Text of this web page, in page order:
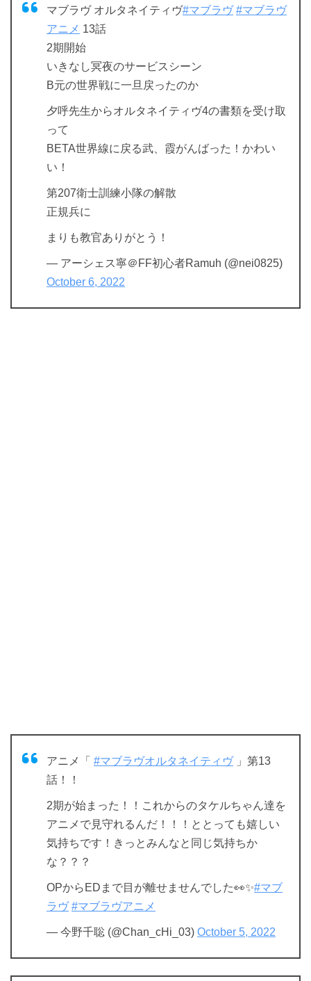
マブラヴ オルタネイティヴ#マブラヴ #マブラヴ
アニメ 13話
2期開始
いきなし冥夜のサービスシーン
B元の世界戦に一旦戻ったのか
夕呼先生からオルタネイティヴ4の書類を受け取
って
BETA世界線に戻る武、霞がんばった！かわい
い！
第207衛士訓練小隊の解散
正規兵に
まりも教官ありがとう！
— アーシェス寧＠FF初心者Ramuh (@nei0825)
October 6, 2022
アニメ「 #マブラヴオルタネイティヴ」第13
話！！
2期が始まった！！これからのタケルちゃん達を
アニメで見守れるんだ！！！ととっても嬉しい
気持ちです！きっとみんなと同じ気持ちか
な？？？
OPからEDまで目が離せませんでした👀✨#マブ
ラヴ #マブラヴアニメ
— 今野千聡 (@Chan_cHi_03) October 5, 2022